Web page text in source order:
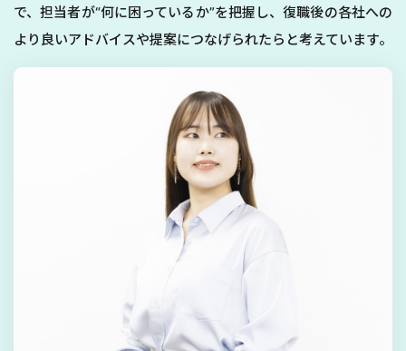
で、担当者が“何に困っているか”を把握し、復職後の各社への
より良いアドバイスや提案につなげられたらと考えています。